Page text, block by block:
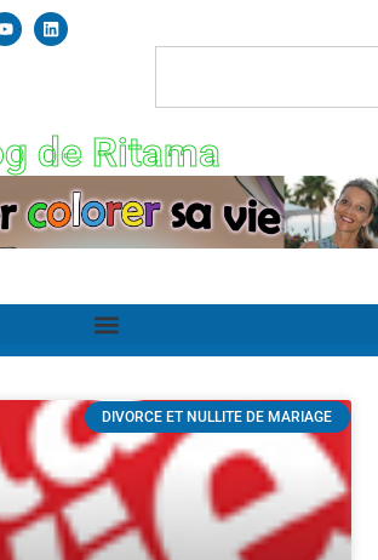
de Ritama
DIVORCE ET NULLITE DE MARIAGE